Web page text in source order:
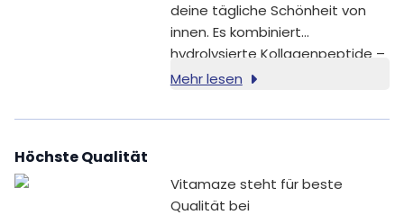
deine tägliche Schönheit von
innen. Es kombiniert
hydrolysierte Kollagenpeptide –
ein Strukturprotein, das
vorkommt – mit OPC-reichem
Beauty-Routine mit
ausgewählten Inhaltsstoffen.
Mehr lesen
Höchste Qualität
Vitamaze steht für beste
Qualität bei